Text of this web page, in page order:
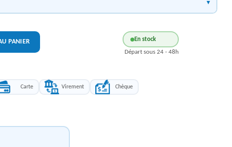
PANIER En stock
Départ sous 24 - 48h
Carte Virement Chèque